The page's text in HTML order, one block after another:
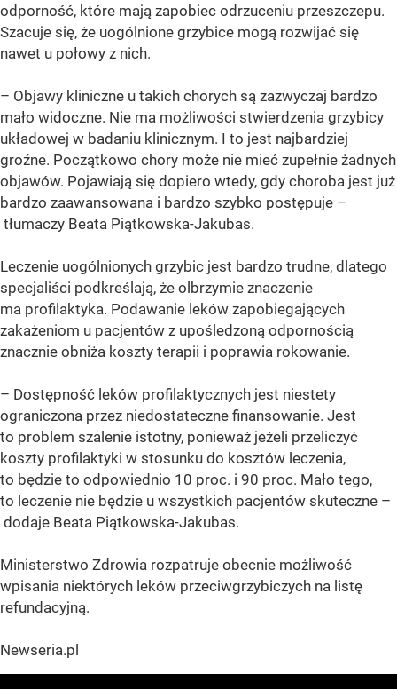
odporność, które mają zapobiec odrzuceniu przeszczepu.
Szacuje się, że uogólnione grzybice mogą rozwijać się
nawet u połowy z nich.
– Objawy kliniczne u takich chorych są zazwyczaj bardzo
mało widoczne. Nie ma możliwości stwierdzenia grzybicy
układowej w badaniu klinicznym. I to jest najbardziej
groźne. Początkowo chory może nie mieć zupełnie żadnych
objawów. Pojawiają się dopiero wtedy, gdy choroba jest już
bardzo zaawansowana i bardzo szybko postępuje –
tłumaczy Beata Piątkowska-Jakubas.
Leczenie uogólnionych grzybic jest bardzo trudne, dlatego
specjaliści podkreślają, że olbrzymie znaczenie
ma profilaktyka. Podawanie leków zapobiegających
zakażeniom u pacjentów z upośledzoną odpornością
znacznie obniża koszty terapii i poprawia rokowanie.
– Dostępność leków profilaktycznych jest niestety
ograniczona przez niedostateczne finansowanie. Jest
to problem szalenie istotny, ponieważ jeżeli przeliczyć
koszty profilaktyki w stosunku do kosztów leczenia,
to będzie to odpowiednio 10 proc. i 90 proc. Mało tego,
to leczenie nie będzie u wszystkich pacjentów skuteczne –
dodaje Beata Piątkowska-Jakubas.
Ministerstwo Zdrowia rozpatruje obecnie możliwość
wpisania niektórych leków przeciwgrzybiczych na listę
refundacyjną.
Newseria.pl